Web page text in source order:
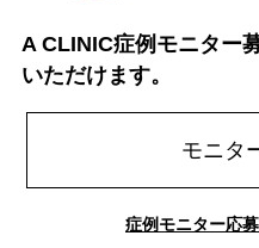
A CLINIC症例モニター
いただけます。
モニタ
症例モニター応